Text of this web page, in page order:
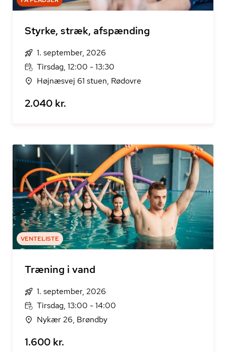
Styrke, stræk, afspænding
1. september, 2026
Tirsdag, 12:00 - 13:30
Højnæsvej 61 stuen, Rødovre
2.040 kr.
VENTELISTE
Træning i vand
1. september, 2026
Tirsdag, 13:00 - 14:00
Nykær 26, Brøndby
1.600 kr.